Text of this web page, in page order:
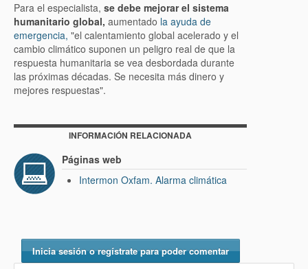
Para el especialista, se debe mejorar el sistema
humanitario global, aumentado la ayuda de
emergencia, "el calentamiento global acelerado y el
cambio climático suponen un peligro real de que la
respuesta humanitaria se vea desbordada durante
las próximas décadas. Se necesita más dinero y
mejores respuestas".
INFORMACIÓN RELACIONADA
Páginas web
Intermon Oxfam. Alarma climática
Inicia sesión o regístrate para poder comentar